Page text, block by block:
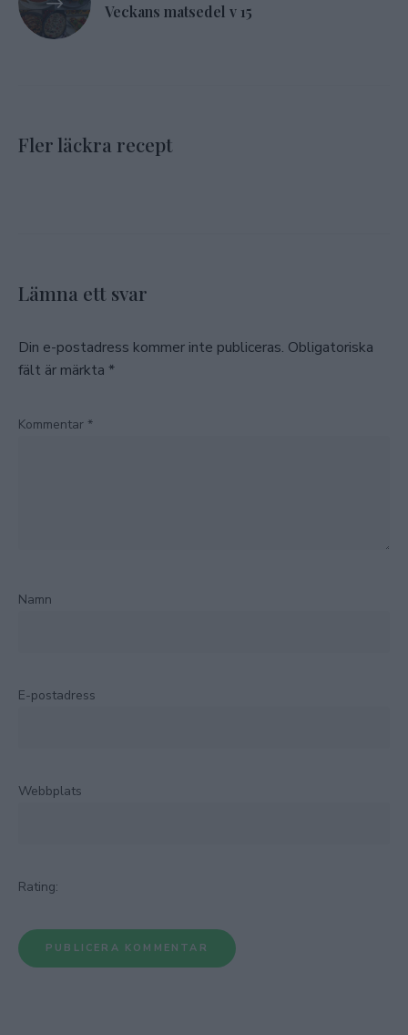
Veckans matsedel v 15
Fler läckra recept
Lämna ett svar
Din e-postadress kommer inte publiceras. Obligatoriska
fält är märkta *
Kommentar *
Namn
E-postadress
Webbplats
Rating: